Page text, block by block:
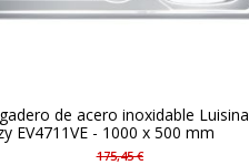
de acero inoxidable Luisina
EV4711VE - 1000 x 500 mm
175,45 €